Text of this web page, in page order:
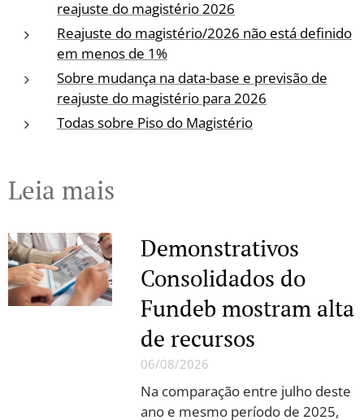
reajuste do magistério 2026
Reajuste do magistério/2026 não está definido
em menos de 1%
Sobre mudança na data-base e previsão de
reajuste do magistério para 2026
Todas sobre Piso do Magistério
Leia mais
Demonstrativos
Consolidados do
Fundeb mostram alta
de recursos
06/08/2026
Na comparação entre julho deste
ano e mesmo período de 2025,